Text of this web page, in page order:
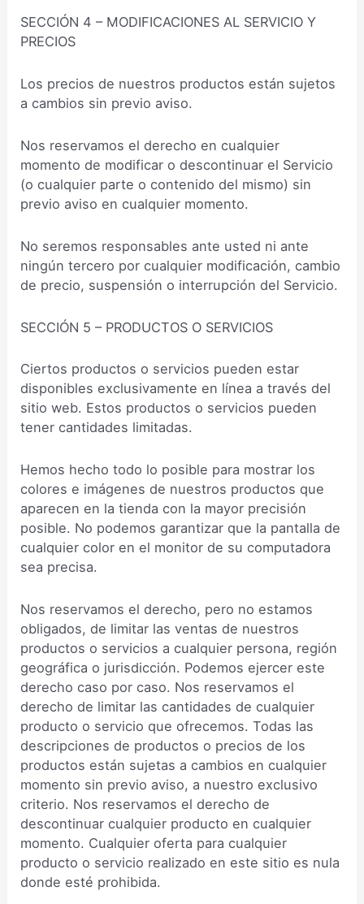
SECCIÓN 4 – MODIFICACIONES AL SERVICIO Y
PRECIOS
Los precios de nuestros productos están sujetos
a cambios sin previo aviso.
Nos reservamos el derecho en cualquier
momento de modificar o descontinuar el Servicio
(o cualquier parte o contenido del mismo) sin
previo aviso en cualquier momento.
No seremos responsables ante usted ni ante
ningún tercero por cualquier modificación, cambio
de precio, suspensión o interrupción del Servicio.
SECCIÓN 5 – PRODUCTOS O SERVICIOS
Ciertos productos o servicios pueden estar
disponibles exclusivamente en línea a través del
sitio web. Estos productos o servicios pueden
tener cantidades limitadas.
Hemos hecho todo lo posible para mostrar los
colores e imágenes de nuestros productos que
aparecen en la tienda con la mayor precisión
posible. No podemos garantizar que la pantalla de
cualquier color en el monitor de su computadora
sea precisa.
Nos reservamos el derecho, pero no estamos
obligados, de limitar las ventas de nuestros
productos o servicios a cualquier persona, región
geográfica o jurisdicción. Podemos ejercer este
derecho caso por caso. Nos reservamos el
derecho de limitar las cantidades de cualquier
producto o servicio que ofrecemos. Todas las
descripciones de productos o precios de los
productos están sujetas a cambios en cualquier
momento sin previo aviso, a nuestro exclusivo
criterio. Nos reservamos el derecho de
descontinuar cualquier producto en cualquier
momento. Cualquier oferta para cualquier
producto o servicio realizado en este sitio es nula
donde esté prohibida.